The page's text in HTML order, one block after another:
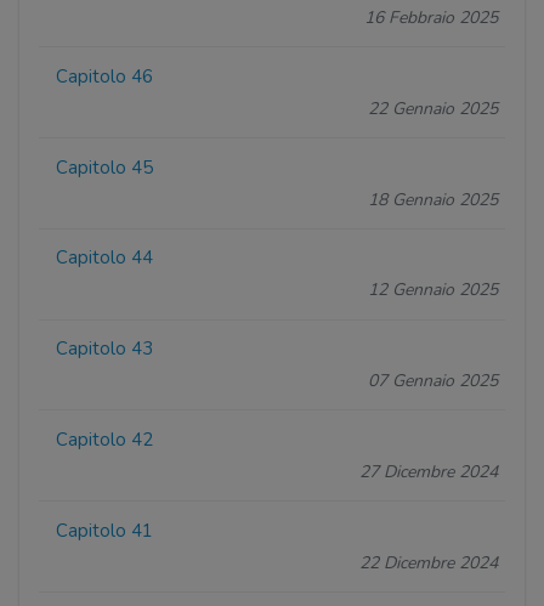
16 Febbraio 2025
Capitolo 46
22 Gennaio 2025
Capitolo 45
18 Gennaio 2025
Capitolo 44
12 Gennaio 2025
Capitolo 43
07 Gennaio 2025
Capitolo 42
27 Dicembre 2024
Capitolo 41
22 Dicembre 2024